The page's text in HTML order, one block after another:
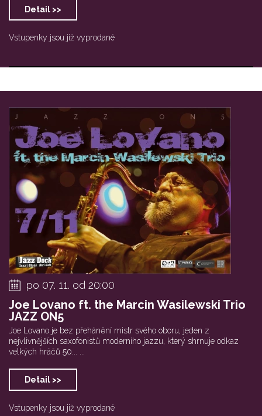
Detail >>
Vstupenky jsou již vyprodané
po 07. 11. od 20:00
Joe Lovano ft. the Marcin Wasilewski Trio
JAZZ ON5
Joe Lovano je bez přehánění mistr svého oboru, jeden z
nejvlivnějších saxofonistů moderního jazzu, který shrnuje odkaz
velkých hráčů 50... ...
Detail >>
Vstupenky jsou již vyprodané